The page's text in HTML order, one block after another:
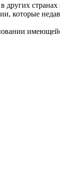
других
которые